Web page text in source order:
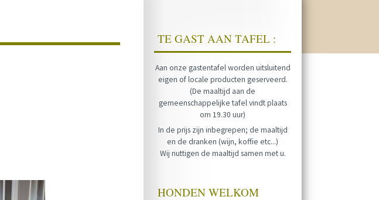
TE GAST AAN TAFEL :
Aan onze gastentafel worden uitsluitend
eigen of locale producten geserveerd.
(De maaltijd aan de
gemeenschappelijke tafel vindt plaats
om 19.30 uur)
In de prijs zijn inbegrepen; de maaltijd
en de dranken (wijn, koffie etc...)
Wij nuttigen de maaltijd samen met u.
HONDEN WELKOM